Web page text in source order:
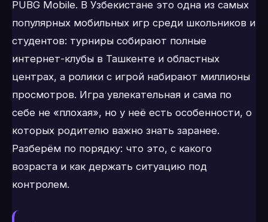
PUBG Mobile. В Узбекистане это одна из самых
популярных мобильных игр среди школьников и
студентов: турниры собирают полные
интернет-клубы в Ташкенте и областных
центрах, а ролики с игрой набирают миллионы
просмотров. Игра увлекательная и сама по
себе не «плохая», но у неё есть особенности, о
которых родителю важно знать заранее.
Разберём по порядку: что это, с какого
возраста и как держать ситуацию под
контролем.